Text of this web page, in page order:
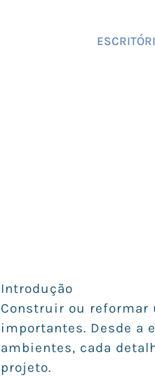
Introdução
Construir ou reformar
importantes. Desde a
ambientes, cada
projeto.